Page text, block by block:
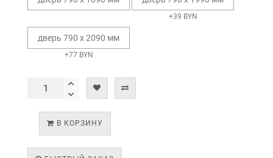
+39 BYN
дверь 790 х 2090 мм
+77 BYN
В КОРЗИНУ